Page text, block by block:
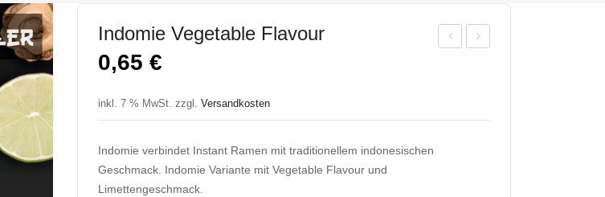
Indomie Vegetable Flavour
0,65 €
inkl. 7 % MwSt. zzgl. Versandkosten
Indomie verbindet Instant Ramen mit traditionellem indonesischen
Geschmack. Indomie Variante mit Vegetable Flavour und
Limettengeschmack.